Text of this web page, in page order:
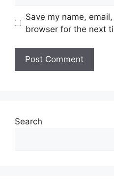
Save my name,
browser for the next
Search